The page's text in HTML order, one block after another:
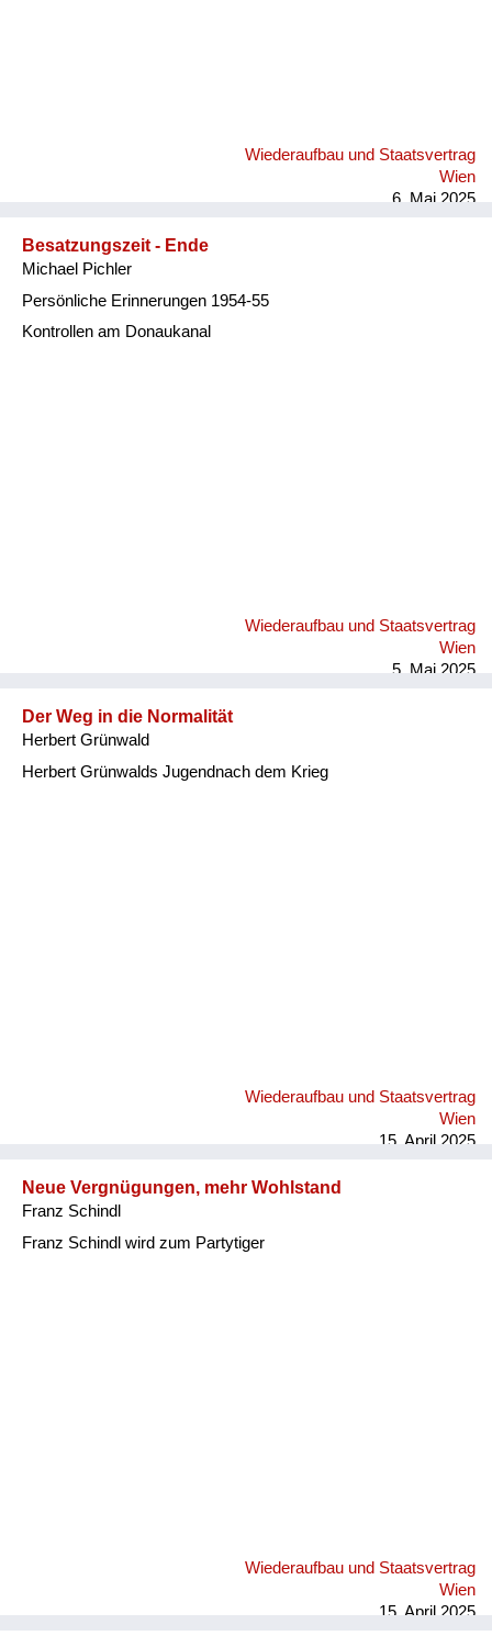
Wiederaufbau und Staatsvertrag
Wien
6. Mai 2025
Besatzungszeit - Ende
Michael Pichler
Persönliche Erinnerungen 1954-55
Kontrollen am Donaukanal
Wiederaufbau und Staatsvertrag
Wien
5. Mai 2025
Der Weg in die Normalität
Herbert Grünwald
Herbert Grünwalds Jugendnach dem Krieg
Wiederaufbau und Staatsvertrag
Wien
15. April 2025
Neue Vergnügungen, mehr Wohlstand
Franz Schindl
Franz Schindl wird zum Partytiger
Wiederaufbau und Staatsvertrag
Wien
15. April 2025